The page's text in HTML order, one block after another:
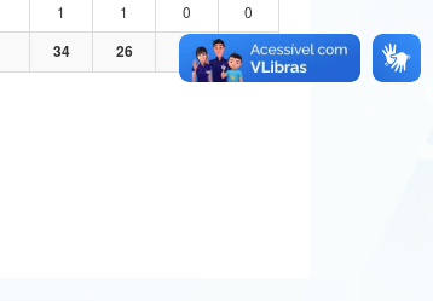
1 1 0
0
34 26 3